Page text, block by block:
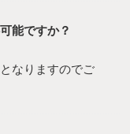
能ですか？
なりますのでご